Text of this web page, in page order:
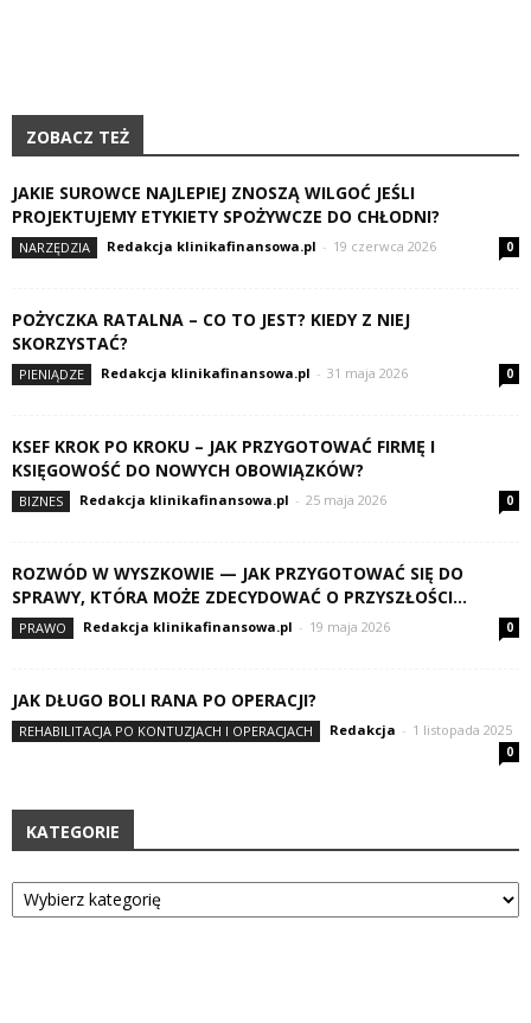
ZOBACZ TEŻ
JAKIE SUROWCE NAJLEPIEJ ZNOSZĄ WILGOĆ JEŚLI
PROJEKTUJEMY ETYKIETY SPOŻYWCZE DO CHŁODNI?
NARZĘDZIA Redakcja klinikafinansowa.pl - 19 czerwca 2026 0
POŻYCZKA RATALNA – CO TO JEST? KIEDY Z NIEJ
SKORZYSTAĆ?
PIENIĄDZE Redakcja klinikafinansowa.pl - 31 maja 2026 0
KSEF KROK PO KROKU – JAK PRZYGOTOWAĆ FIRMĘ I
KSIĘGOWOŚĆ DO NOWYCH OBOWIĄZKÓW?
BIZNES Redakcja klinikafinansowa.pl - 25 maja 2026 0
ROZWÓD W WYSZKOWIE — JAK PRZYGOTOWAĆ SIĘ DO
SPRAWY, KTÓRA MOŻE ZDECYDOWAĆ O PRZYSZŁOŚCI...
PRAWO Redakcja klinikafinansowa.pl - 19 maja 2026 0
JAK DŁUGO BOLI RANA PO OPERACJI?
REHABILITACJA PO KONTUZJACH I OPERACJACH Redakcja - 1 listopada 2025
0
KATEGORIE
Kategorie